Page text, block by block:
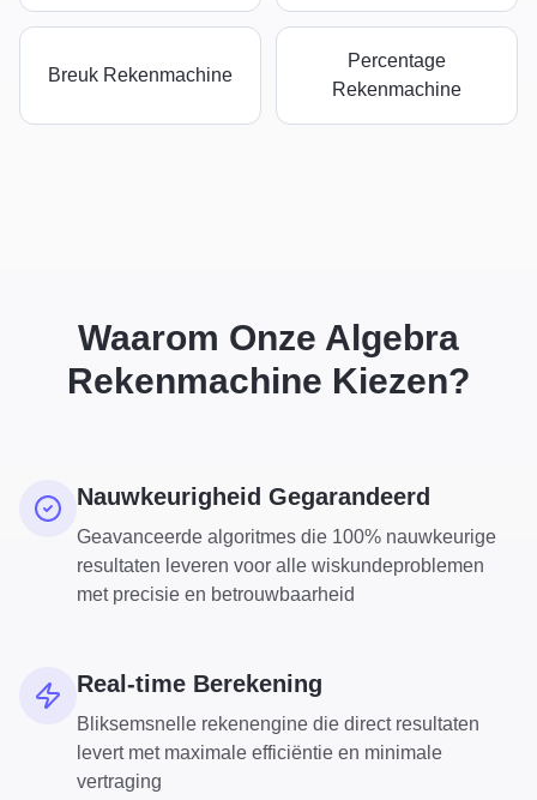
Breuk Rekenmachine
Percentage
Rekenmachine
Waarom Onze Algebra
Rekenmachine Kiezen?
Nauwkeurigheid Gegarandeerd
Geavanceerde algoritmes die 100% nauwkeurige
resultaten leveren voor alle wiskundeproblemen
met precisie en betrouwbaarheid
Real-time Berekening
Bliksemsnelle rekenengine die direct resultaten
levert met maximale efficiëntie en minimale
vertraging